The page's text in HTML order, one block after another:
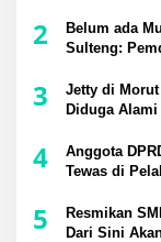
2
Belum ada
Sulteng:
3
Jetty di Morut
Diduga
4
Anggota
Tewas di
5
Resmikan
Dari Sini